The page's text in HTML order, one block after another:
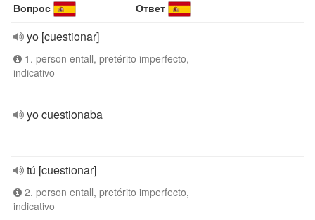
Вопрос Ответ
yo [cuestionar]
1. person entall, pretérito imperfecto,
indicativo
yo cuestionaba
tú [cuestionar]
2. person entall, pretérito imperfecto,
indicativo